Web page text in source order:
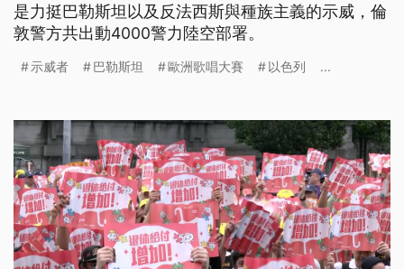
是力挺巴勒斯坦以及反法西斯與種族主義的示威，倫
敦警方共出動4000警力陸空部署。
示威者 巴勒斯坦 歐洲歌唱大賽 以色列 ...